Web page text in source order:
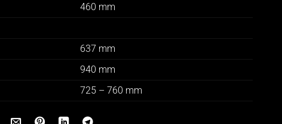
460 mm
637 mm
940 mm
725 – 760 mm